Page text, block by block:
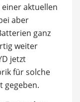
aktuellen
aber
ganz
weiter
jetzt
für solche
gegeben.